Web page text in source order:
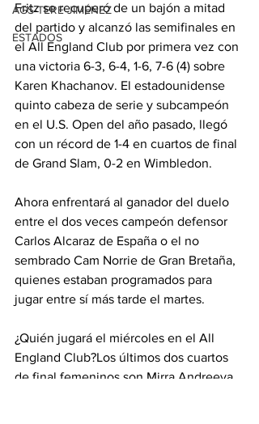
AGS-TERE JIMÉNEZ
ESTADOS
Fritz se recuperó de un bajón a mitad
del partido y alcanzó las semifinales en
el All England Club por primera vez con
una victoria 6-3, 6-4, 1-6, 7-6 (4) sobre
Karen Khachanov. El estadounidense
quinto cabeza de serie y subcampeón
en el U.S. Open del año pasado, llegó
con un récord de 1-4 en cuartos de final
de Grand Slam, 0-2 en Wimbledon.
Ahora enfrentará al ganador del duelo
entre el dos veces campeón defensor
Carlos Alcaraz de España o el no
sembrado Cam Norrie de Gran Bretaña,
quienes estaban programados para
jugar entre sí más tarde el martes.
¿Quién jugará el miércoles en el All
England Club?Los últimos dos cuartos
de final femeninos son Mirra Andreeva